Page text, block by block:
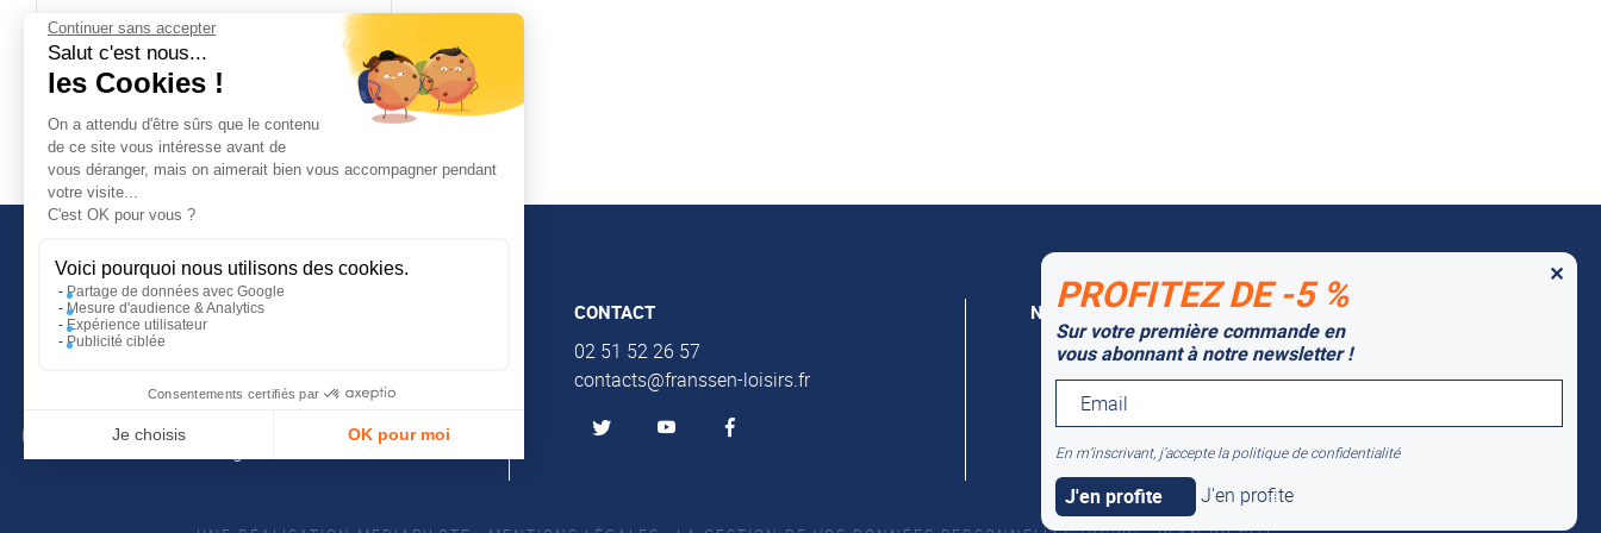
Continuer sans accepter
Salut c'est nous...
les Cookies !
On a attendu d'être sûrs que le contenu
de ce site vous intéresse avant de
vous déranger, mais on aimerait bien vous accompagner pendant
votre visite...
C'est OK pour vous ?
Voici pourquoi nous utilisons des cookies.
Partage de données avec Google
Mesure d'audience & Analytics
Expérience utilisateur
Publicité ciblée
Consentements certifiés par
Je choisis OK pour moi
Notre plateforme vous permet d'adapter et de gérer vos paramètres de confidentialité, en garantissant la conformité avec les réglementations. Personnalisez vos préférences pour
89,00 €
Expédié sous 3 semaines
INFORMATIONS COMPLÉMENTAIRES
Guide d'achat
Conditions générales de vente
CONTACT
02 51 52 26 57
contacts@franssen-loisirs.fr
NOS MARQUES PARTENAIRES
Altago
Multi-Mover
PROFITEZ DE -5 %
Sur votre première commande en
vous abonnant à notre newsletter !
En m’inscrivant, j’accepte la politique de confidentialité
J'en profite
✕